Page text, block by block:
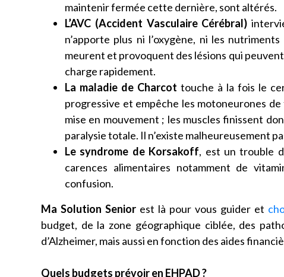
maintenir fermée cette dernière, sont altérés.
L’AVC (Accident Vasculaire Cérébral)
n’apporte plus ni l’oxygène, ni les
meurent et provoquent des lésions qui
charge rapidement.
La maladie de Charcot touche à la fois le
progressive et empêche les motoneurones
mise en mouvement ; les muscles finissent
paralysie totale. Il n’existe malheureusement
Le syndrome de Korsakoff, est un trouble
carences alimentaires notamment de
confusion.
Ma Solution Seniorest là pour vous guider et
budget, de la zone géographique ciblée, des
d’Alzheimer, mais aussi en fonction des aides
Quels budgets prévoir en EHPAD ?